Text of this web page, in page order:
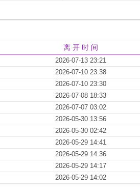
离 开 时 间
2026-07-13 23:21
2026-07-10 23:38
2026-07-10 23:30
2026-07-08 18:33
2026-07-07 03:02
2026-05-30 13:56
2026-05-30 02:42
2026-05-29 14:41
2026-05-29 14:36
2026-05-29 14:17
2026-05-29 14:02